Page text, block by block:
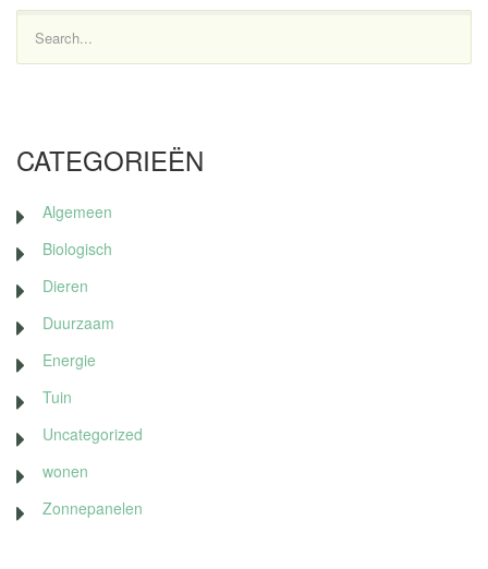
CATEGORIEËN
Algemeen
Biologisch
Dieren
Duurzaam
Energie
Tuin
Uncategorized
wonen
Zonnepanelen